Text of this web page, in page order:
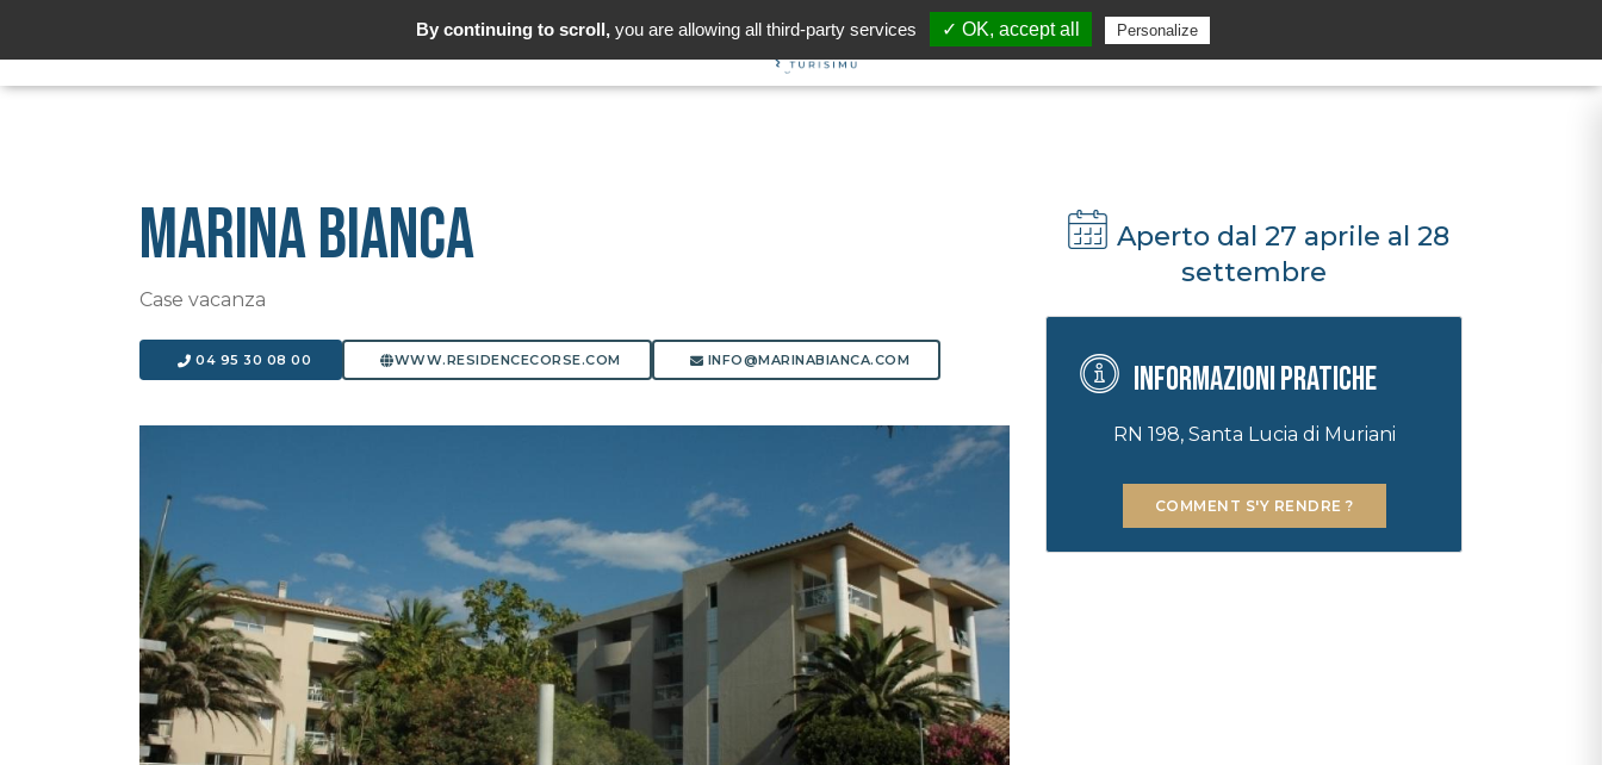
MARINA BIANCA
Case vacanza
04 95 30 08 00 WWW.RESIDENCECORSE.COM INFO@MARINABIANCA.COM
Aperto dal 27 aprile al 28
settembre
Informazioni pratiche
RN 198, Santa Lucia di Muriani
COMMENT S'Y RENDRE ?
By continuing to scroll, you are allowing all third-party services ✓ OK, accept all Personalize